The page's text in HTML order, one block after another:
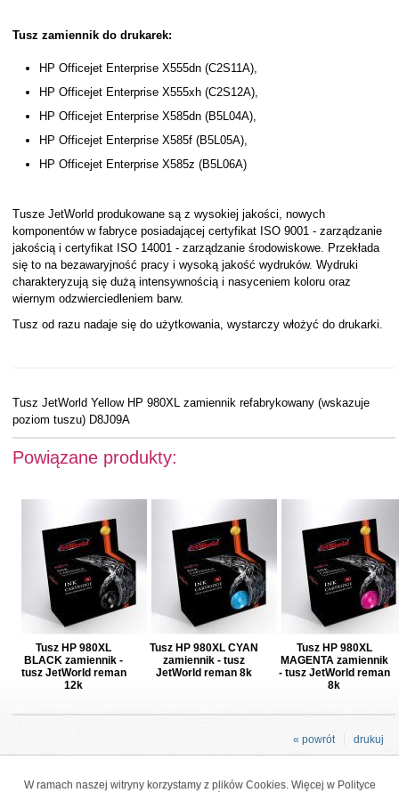
Tusz zamiennik do drukarek:
HP Officejet Enterprise X555dn (C2S11A),
HP Officejet Enterprise X555xh (C2S12A),
HP Officejet Enterprise X585dn (B5L04A),
HP Officejet Enterprise X585f (B5L05A),
HP Officejet Enterprise X585z (B5L06A)
Tusze JetWorld produkowane są z wysokiej jakości, nowych
komponentów w fabryce posiadającej certyfikat ISO 9001 - zarządzanie
jakością i certyfikat ISO 14001 - zarządzanie środowiskowe. Przekłada
się to na bezawaryjność pracy i wysoką jakość wydruków. Wydruki
charakteryzują się dużą intensywnością i nasyceniem koloru oraz
wiernym odzwierciedleniem barw.
Tusz od razu nadaje się do użytkowania, wystarczy włożyć do drukarki.
Tusz JetWorld Yellow HP 980XL zamiennik refabrykowany (wskazuje
poziom tuszu) D8J09A
Powiązane produkty:
Tusz HP 980XL
BLACK zamiennik -
tusz JetWorld reman
12k
Tusz HP 980XL CYAN
zamiennik - tusz
JetWorld reman 8k
Tusz HP 980XL
MAGENTA zamiennik
- tusz JetWorld reman
8k
drukuj
« powrót
W ramach naszej witryny korzystamy z plików Cookies. Więcej w Polityce